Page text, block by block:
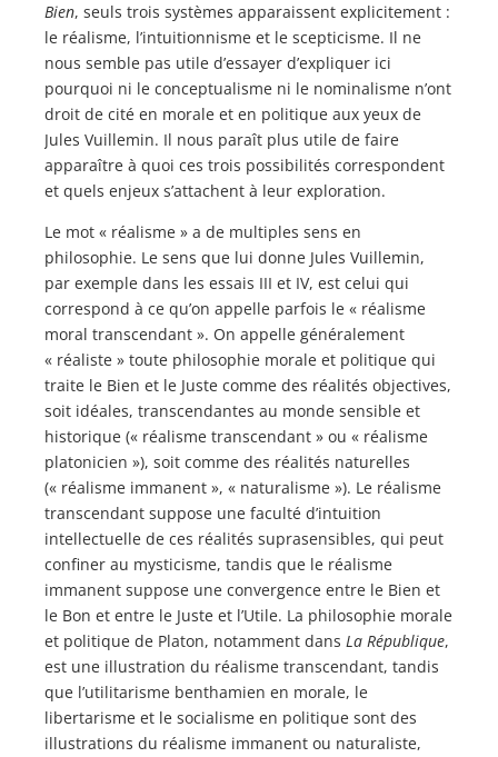
Bien, seuls trois systèmes apparaissent explicitement :
le réalisme, l’intuitionnisme et le scepticisme. Il ne
nous semble pas utile d’essayer d’expliquer ici
pourquoi ni le conceptualisme ni le nominalisme n’ont
droit de cité en morale et en politique aux yeux de
Jules Vuillemin. Il nous paraît plus utile de faire
apparaître à quoi ces trois possibilités correspondent
et quels enjeux s’attachent à leur exploration.
Le mot « réalisme » a de multiples sens en
philosophie. Le sens que lui donne Jules Vuillemin,
par exemple dans les essais III et IV, est celui qui
correspond à ce qu’on appelle parfois le « réalisme
moral transcendant ». On appelle généralement
« réaliste » toute philosophie morale et politique qui
traite le Bien et le Juste comme des réalités objectives,
soit idéales, transcendantes au monde sensible et
historique (« réalisme transcendant » ou « réalisme
platonicien »), soit comme des réalités naturelles
(« réalisme immanent », « naturalisme »). Le réalisme
transcendant suppose une faculté d’intuition
intellectuelle de ces réalités suprasensibles, qui peut
confiner au mysticisme, tandis que le réalisme
immanent suppose une convergence entre le Bien et
le Bon et entre le Juste et l’Utile. La philosophie morale
et politique de Platon, notamment dans La République,
est une illustration du réalisme transcendant, tandis
que l’utilitarisme benthamien en morale, le
libertarisme et le socialisme en politique sont des
illustrations du réalisme immanent ou naturaliste,